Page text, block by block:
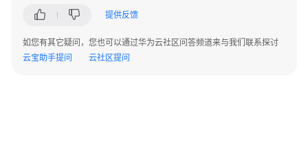
概
述
提供反馈
如您有其它疑问，您也可以通过华为云社区问答频道来与我们联系探讨
云宝助手提问
云社区提问